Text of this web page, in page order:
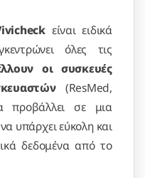
είναι ειδικά
όλες τις
οι συσκευές
(ResMed,
προβάλλει σε μια
υπάρχει εύκολη και
δεδομένα από το